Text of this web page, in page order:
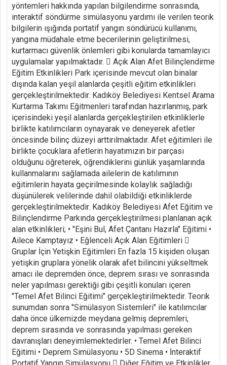
yöntemleri hakkında yapılan bilgilendirme sonrasında,
interaktif söndürme simülasyonu yardımı ile verilen teorik
bilgilerin ışığında portatif yangın söndürücü kullanımı,
yangına müdahale etme becerilerinin geliştirilmesi,
kurtarmacı güvenlik önlemleri gibi konularda tamamlayıcı
uygulamalar yapılmaktadır.  Açık Alan Afet Bilinçlendirme
Eğitim Etkinlikleri Park içerisinde mevcut olan binalar
dışında kalan yeşil alanlarda çeşitli eğitim etkinlikleri
gerçekleştirilmektedir. Kadıköy Belediyesi Kentsel Arama
Kurtarma Takımı Eğitmenleri tarafından hazırlanmış, park
içerisindeki yeşil alanlarda gerçekleştirilen etkinliklerle
birlikte katılımcıların oynayarak ve deneyerek afetler
öncesinde bilinç düzeyi arttırılmaktadır. Afet eğitimleri ile
birlikte çocuklara afetlerin hayatımızın bir parçası
olduğunu öğreterek, öğrendiklerini günlük yaşamlarında
kullanmalarını sağlamada ailelerin de katılımının
eğitimlerin hayata geçirilmesinde kolaylık sağladığı
düşünülerek velilerinde dahil olabildiği etkinliklerde
gerçekleştirilmektedir. Kadıköy Belediyesi Afet Eğitim ve
Bilinçlendirme Parkında gerçekleştirilmesi planlanan açık
alan etkinlikleri; • "Eşini Bul, Afet Çantanı Hazırla" Eğitimi •
Ailece Kamptayız • Eğlenceli Açık Alan Eğitimleri 
Gruplar İçin Yetişkin Eğitimleri En fazla 15 kişiden oluşan
yetişkin gruplara yönelik olarak afet bilincini yükseltmek
amacı ile depremden önce, deprem sırası ve sonrasında
neler yapılması gerektiği gibi çeşitli konuları içeren
"Temel Afet Bilinci Eğitimi" gerçekleştirilmektedir. Teorik
sunumdan sonra "Simülasyon Sistemleri" ile katılımcılar
daha önce ülkemizde meydana gelmiş depremleri,
deprem sırasında ve sonrasında yapılması gereken
davranışları deneyimlemektedirler. • Temel Afet Bilinci
Eğitimi • Deprem Simülasyonu • 5D Sinema • İnteraktif